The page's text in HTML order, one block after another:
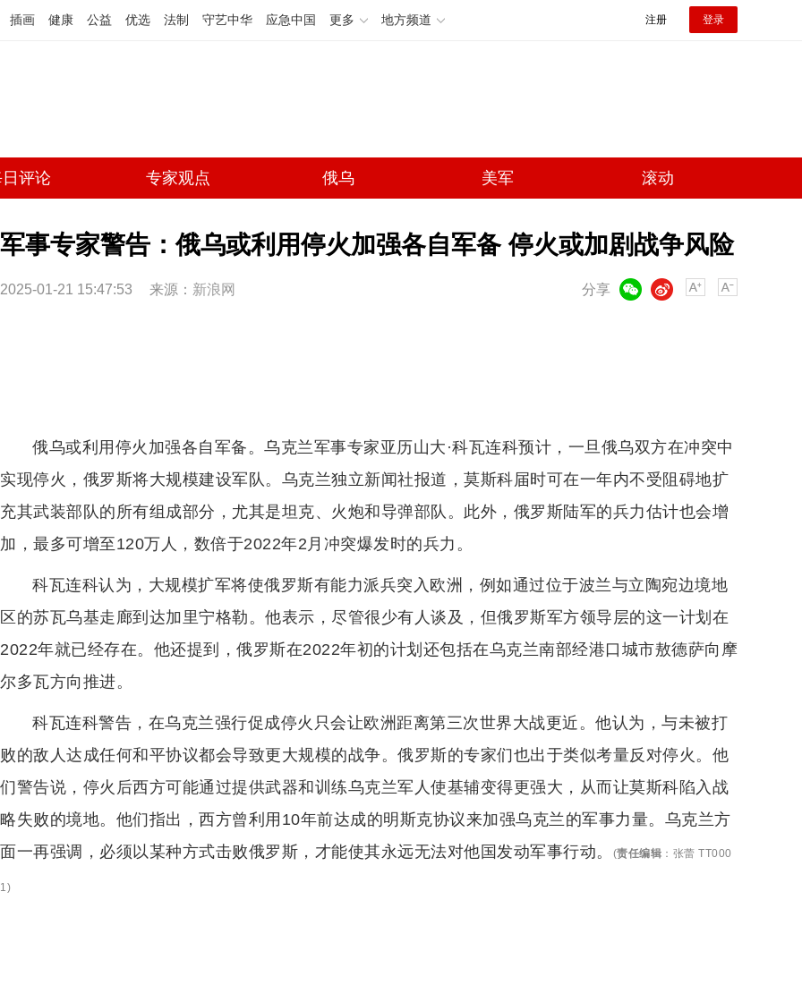
插画 健康 公益 优选 法制 守艺中华 应急中国 更多 地方频道 注册 登录
评论 专家观点 俄乌 美军 滚动
军事专家警告：俄乌或利用停火加强各自军备 停火或加剧战争风险
2025-01-21 15:47:53 来源： 新浪网 分享
微博
俄乌或利用停火加强各自军备。乌克兰军事专家亚历山大·科瓦连科预计，一旦俄乌双方在冲突中
实现停火，俄罗斯将大规模建设军队。乌克兰独立新闻社报道，莫斯科届时可在一年内不受阻碍地扩
充其武装部队的所有组成部分，尤其是坦克、火炮和导弹部队。此外，俄罗斯陆军的兵力估计也会增
加，最多可增至120万人，数倍于2022年2月冲突爆发时的兵力。
科瓦连科认为，大规模扩军将使俄罗斯有能力派兵突入欧洲，例如通过位于波兰与立陶宛边境地
区的苏瓦乌基走廊到达加里宁格勒。他表示，尽管很少有人谈及，但俄罗斯军方领导层的这一计划在
2022年就已经存在。他还提到，俄罗斯在2022年初的计划还包括在乌克兰南部经港口城市敖德萨向摩
尔多瓦方向推进。
科瓦连科警告，在乌克兰强行促成停火只会让欧洲距离第三次世界大战更近。他认为，与未被打
败的敌人达成任何和平协议都会导致更大规模的战争。俄罗斯的专家们也出于类似考量反对停火。他
们警告说，停火后西方可能通过提供武器和训练乌克兰军人使基辅变得更强大，从而让莫斯科陷入战
略失败的境地。他们指出，西方曾利用10年前达成的明斯克协议来加强乌克兰的军事力量。乌克兰方
面一再强调，必须以某种方式击败俄罗斯，才能使其永远无法对他国发动军事行动。
(责任编辑 ： 张蕾 TT000
1)